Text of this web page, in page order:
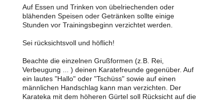
Auf Essen und Trinken von übelriechenden oder
blähenden Speisen oder Getränken sollte einige
Stunden vor Trainingsbeginn verzichtet werden.
Sei rücksichtsvoll und höflich!
Beachte die einzelnen Grußformen (z.B. Rei,
Verbeugung ... ) deinen Karatefreunde gegenüber. Auf
ein lautes "Hallo" oder "Tschüss" sowie auf einen
männlichen Handschlag kann man verzichten. Der
Karateka mit dem höheren Gürtel soll Rücksicht auf die